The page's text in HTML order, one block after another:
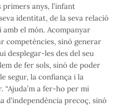
anys, l’infant
identitat, de la seva relació
amb el món. Acompanyar
competències, sinó generar
desplegar-les des del seu
de fer sols, sinó de poder
segur, la confiança i la
“Ajuda’m a fer-ho per mi
d’independència precoç, sinó